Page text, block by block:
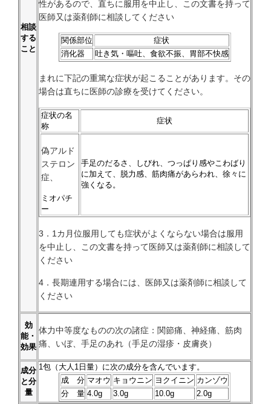
相談
する
こと
性があるので、直ちに服用を中止し、この文書を持って
医師又は薬剤師に相談してください
関係部位
症状
消化器
吐き気・嘔吐、食欲不振、胃部不快感
まれに下記の重篤な症状が起こることがあります。その
場合は直ちに医師の診療を受けてください。
症状の名
称
症状
偽アルド
ステロン
症、
ミオパチ
ー
手足のだるさ、しびれ、つっぱり感やこわばり
に加えて、脱力感、筋肉痛があらわれ、徐々に
強くなる。
3．1カ月位服用しても症状がよくならない場合は服用
を中止し、この文書を持って医師又は薬剤師に相談して
ください
4．長期連用する場合には、医師又は薬剤師に相談して
ください
効
能・
効果
体力中等度なものの次の諸症：関節痛、神経痛、筋肉
痛、いぼ、手足のあれ（手足の湿疹・皮膚炎）
成分
と分
量
1包（大人1日量）に次の成分を含んでいます。
成 分 マオウ キョウニン ヨクイニン カンゾウ
分 量 4.0g 3.0g 10.0g 2.0g